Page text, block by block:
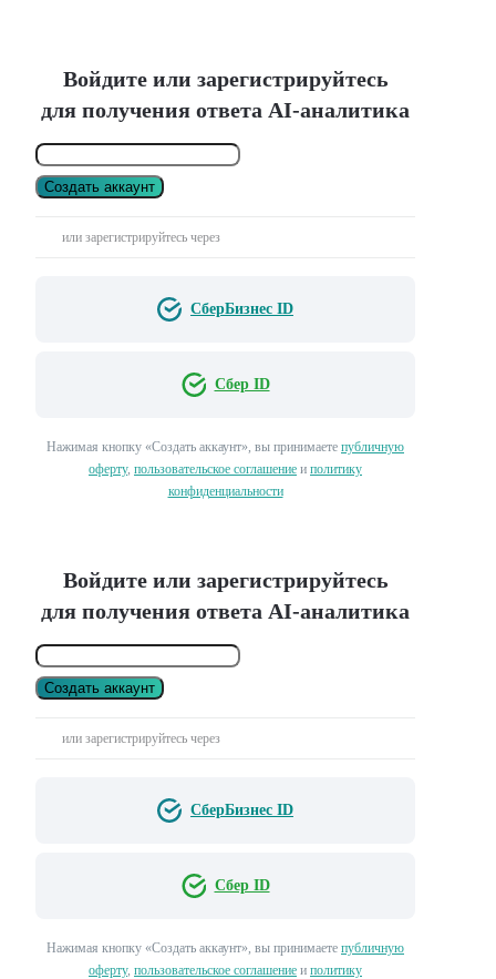
Войдите или зарегистрируйтесь
для получения ответа AI-аналитика
Создать аккаунт
или зарегистрируйтесь через
СберБизнес ID
Сбер ID
Нажимая кнопку «Создать аккаунт», вы принимаете публичную
оферту, пользовательское соглашение и политику
конфиденциальности
Войдите или зарегистрируйтесь
для получения ответа AI-аналитика
Создать аккаунт
или зарегистрируйтесь через
СберБизнес ID
Сбер ID
Нажимая кнопку «Создать аккаунт», вы принимаете публичную
оферту, пользовательское соглашение и политику